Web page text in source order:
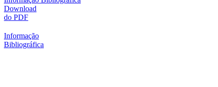
Download
do PDF
Informação
Bibliográfica